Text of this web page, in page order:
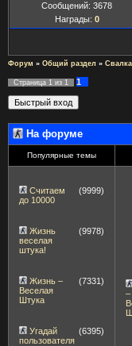
Сообщений: 3678
Награды: 0
Форум » Общий раздел » Свалка
Страница 1 из 1
1
На форуме
Популярные темы
Считаем
до 10000
(9999)
Жизнь
веселая
штука!
(9978)
Жизнь –
Веселая
Штука
(7331)
Угадай
пользователя
(6395)
–